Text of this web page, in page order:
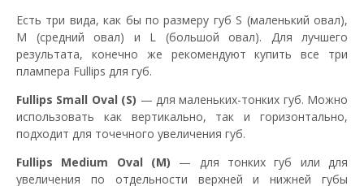
Есть три вида, как бы по размеру губ S (маленький овал),
M (средний овал) и L (большой овал). Для лучшего
результата, конечно же рекомендуют купить все три
плампера Fullips для губ.
Fullips Small Oval (S) — для маленьких-тонких губ. Можно
использовать как вертикально, так и горизонтально,
подходит для точечного увеличения губ.
Fullips Medium Oval (М) — для тонких губ или для
увеличения по отдельности верхней и нижней губы